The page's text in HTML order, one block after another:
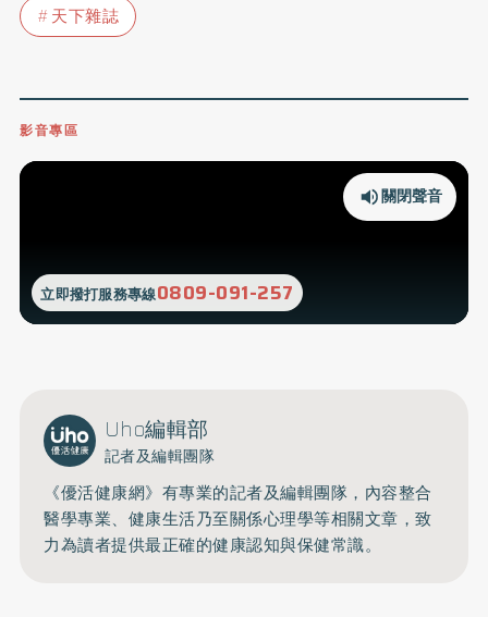
天下雜誌
影音專區
立即撥打服務專線0809-091-257
關閉聲音
Uho編輯部
記者及編輯團隊
《優活健康網》有專業的記者及編輯團隊，內容整合
醫學專業、健康生活乃至關係心理學等相關文章，致
力為讀者提供最正確的健康認知與保健常識。